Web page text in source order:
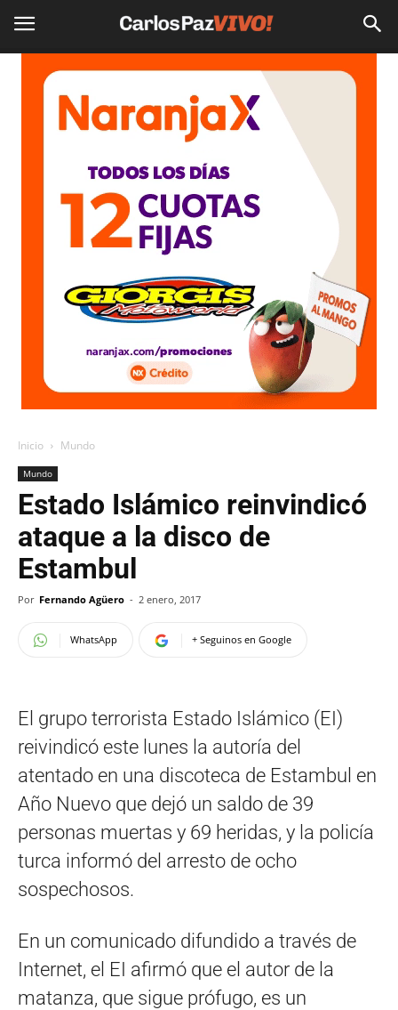
Inicio Mundo
Mundo
Estado Islámico reinvindicó
ataque a la disco de
Estambul
Por Fernando Agüero - 2 enero, 2017
WhatsApp + Seguinos en Google
El grupo terrorista Estado Islámico (EI)
reivindicó este lunes la autoría del
atentado en una discoteca de Estambul en
Año Nuevo que dejó un saldo de 39
personas muertas y 69 heridas, y la policía
turca informó del arresto de ocho
sospechosos.
En un comunicado difundido a través de
Internet, el EI afirmó que el autor de la
matanza, que sigue prófugo, es un